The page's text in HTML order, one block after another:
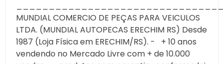
MUNDIAL COMERCIO DE PEÇAS PARA VEICULOS
LTDA. (MUNDIAL AUTOPECAS ERECHIM RS) Desde
1987 (Loja Física em ERECHIM/RS). - + 10 anos
vendendo no Mercado Livre com + de 10.000